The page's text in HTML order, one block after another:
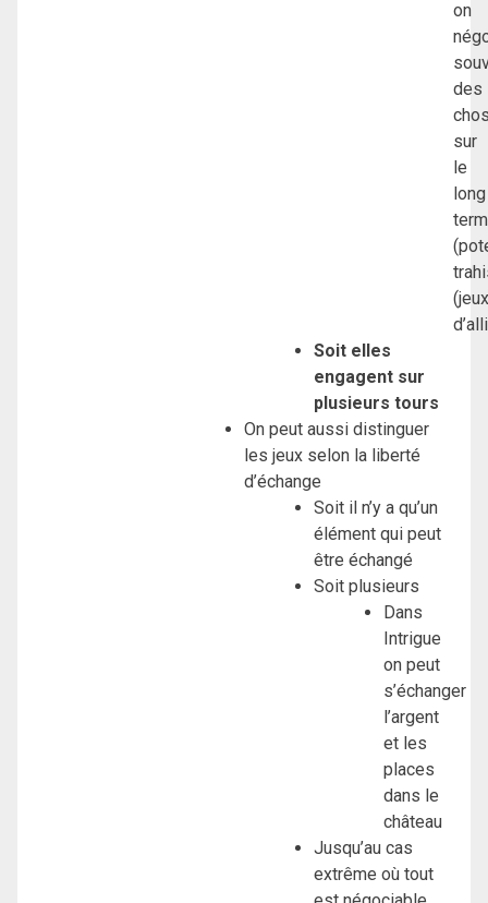
on
des
sur
le
long
(jeux
Soit elles
engagent sur
plusieurs tours
On peut aussi distinguer
les jeux selon la liberté
d’échange
Soit il n’y a qu’un
élément qui peut
être échangé
Soit plusieurs
Dans
Intrigue
on peut
s’échanger
l’argent
et les
places
dans le
château
Jusqu’au cas
extrême où tout